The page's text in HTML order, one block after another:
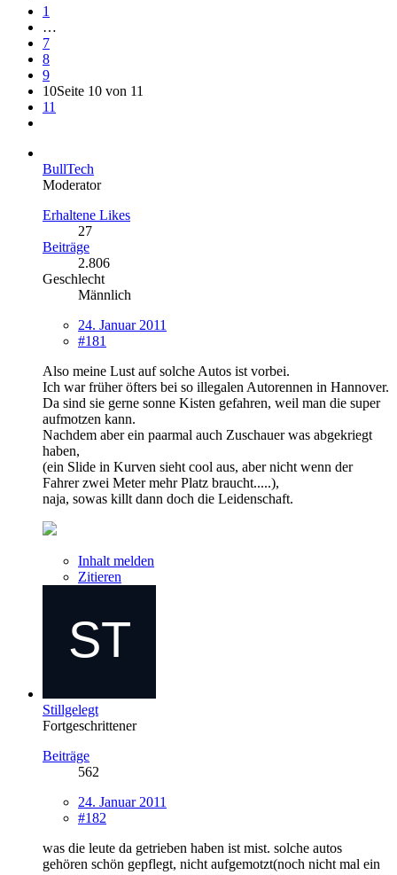
1
…
7
8
9
10Seite 10 von 11
11
BullTech
Moderator
Erhaltene Likes
27
Beiträge
2.806
Geschlecht
Männlich
24. Januar 2011
#181
Also meine Lust auf solche Autos ist vorbei.
Ich war früher öfters bei so illegalen Autorennen in Hannover.
Da sind sie gerne sonne Kisten gefahren, weil man die super
aufmotzen kann.
Nachdem aber ein paarmal auch Zuschauer was abgekriegt
haben,
(ein Slide in Kurven sieht cool aus, aber nicht wenn der
Fahrer zwei Meter mehr Platz braucht.....),
naja, sowas killt dann doch die Leidenschaft.
Inhalt melden
Zitieren
Stillgelegt
Fortgeschrittener
Beiträge
562
24. Januar 2011
#182
was die leute da getrieben haben ist mist. solche autos
gehören schön gepflegt, nicht aufgemotzt(noch nicht mal ein